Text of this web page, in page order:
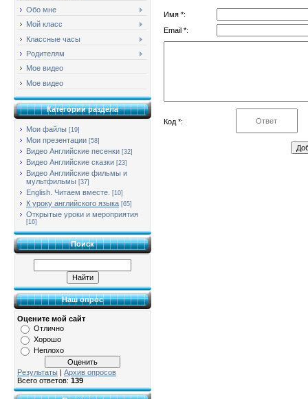
Обо мне
Мой класс
Классные часы
Родителям
Мое видео
Мое видео
Категории раздела
Мои файлы [19]
Мои презентации [58]
Видео Английские песенки [32]
Видео Английские сказки [23]
Видео Английские фильмы и
мультфильмы [37]
English. Читаем вместе. [10]
К уроку английского языка [65]
Открытые уроки и мероприятия
[16]
Поиск
Наш опрос
Оцените мой сайт
Отлично
Хорошо
Неплохо
Результаты | Архив опросов
Всего ответов: 139
Имя *:
Email *:
Код *: